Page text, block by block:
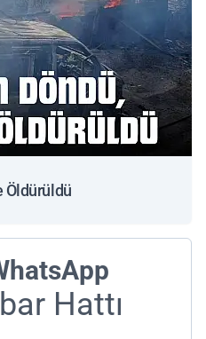
Öldürüldü
Hattı